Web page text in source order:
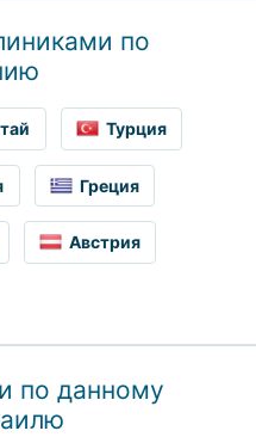
по
Турция
Греция
Австрия
по данному